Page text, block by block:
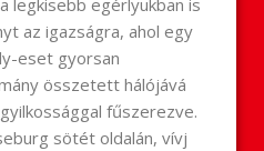
legkisebb egérlyukban is
az igazságra, ahol egy
eset gyorsan
összetett hálójává
fűszerezve.
sötét oldalán, vívj